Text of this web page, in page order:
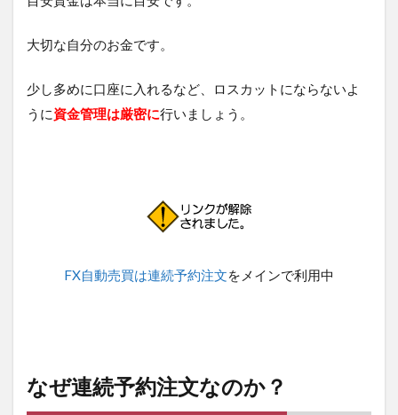
大切な自分のお金です。
少し多めに口座に入れるなど、ロスカットにならないよ
うに資金管理は厳密に行いましょう。
FX自動売買は連続予約注文をメインで利用中
なぜ連続予約注文なのか？